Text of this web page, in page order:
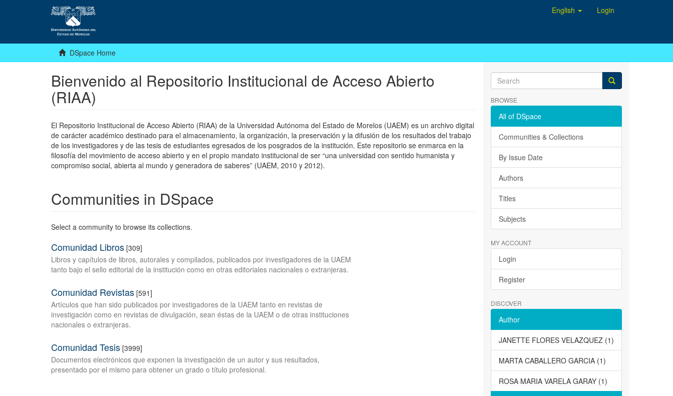
English Login
DSpace Home
Bienvenido al Repositorio Institucional de Acceso Abierto
(RIAA)
El Repositorio Institucional de Acceso Abierto (RIAA) de la Universidad Autónoma del Estado de Morelos (UAEM) es un archivo digital
de carácter académico destinado para el almacenamiento, la organización, la preservación y la difusión de los resultados del trabajo
de los investigadores y de las tesis de estudiantes egresados de los posgrados de la institución. Este repositorio se enmarca en la
filosofía del movimiento de acceso abierto y en el propio mandato institucional de ser “una universidad con sentido humanista y
compromiso social, abierta al mundo y generadora de saberes” (UAEM, 2010 y 2012).
Communities in DSpace
Select a community to browse its collections.
Comunidad Libros [309]
Libros y capítulos de libros, autorales y compilados, publicados por investigadores de la UAEM
tanto bajo el sello editorial de la institución como en otras editoriales nacionales o extranjeras.
Comunidad Revistas [591]
Artículos que han sido publicados por investigadores de la UAEM tanto en revistas de
investigación como en revistas de divulgación, sean éstas de la UAEM o de otras instituciones
nacionales o extranjeras.
Comunidad Tesis [3999]
Documentos electrónicos que exponen la investigación de un autor y sus resultados,
presentado por el mismo para obtener un grado o título profesional.
BROWSE
All of DSpace
Communities & Collections
By Issue Date
Authors
Titles
Subjects
MY ACCOUNT
Login
Register
DISCOVER
Author
JANETTE FLORES VELAZQUEZ (1)
MARTA CABALLERO GARCIA (1)
ROSA MARIA VARELA GARAY (1)